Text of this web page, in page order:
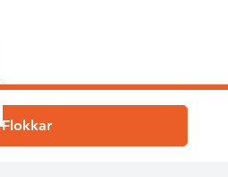
Flokkar